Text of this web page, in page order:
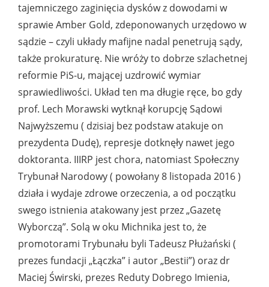
tajemniczego zaginięcia dysków z dowodami w
sprawie Amber Gold, zdeponowanych urzędowo w
sądzie – czyli układy mafijne nadal penetrują sądy,
także prokuraturę. Nie wróży to dobrze szlachetnej
reformie PiS-u, mającej uzdrowić wymiar
sprawiedliwości. Układ ten ma długie ręce, bo gdy
prof. Lech Morawski wytknął korupcję Sądowi
Najwyższemu ( dzisiaj bez podstaw atakuje on
prezydenta Dudę), represje dotknęły nawet jego
doktoranta. IIIRP jest chora, natomiast Społeczny
Trybunał Narodowy ( powołany 8 listopada 2016 )
działa i wydaje zdrowe orzeczenia, a od początku
swego istnienia atakowany jest przez „Gazetę
Wyborczą”. Solą w oku Michnika jest to, że
promotorami Trybunału byli Tadeusz Płużański (
prezes fundacji „Łączka” i autor „Bestii”) oraz dr
Maciej Świrski, prezes Reduty Dobrego Imienia,